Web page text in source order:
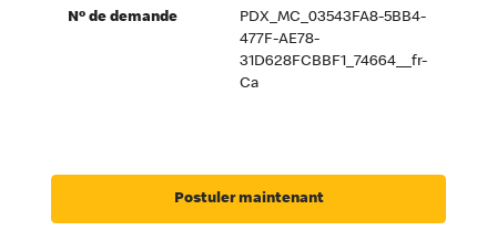
Nº de demande
PDX_MC_03543FA8-5BB4-
477F-AE78-
31D628FCBBF1_74664__fr-
Ca
Postuler maintenant